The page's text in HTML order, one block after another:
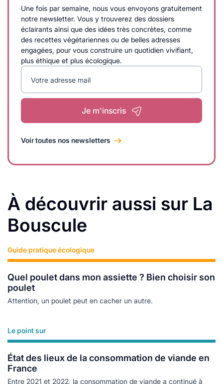
Une fois par semaine, nous vous envoyons gratuitement
notre newsletter. Vous y trouverez des dossiers
éclairants ainsi que des idées très concrètes, comme
des recettes végétariennes ou de belles adresses
engagées, pour vous construire un quotidien vivifiant,
plus éthique et plus écologique.
Votre adresse mail
Je m'inscris
Voir toutes nos newsletters
À découvrir aussi sur La
Bouscule
Guide pratique écologique
Quel poulet dans mon assiette ? Bien choisir son
poulet
Attention, un poulet peut en cacher un autre.
Lire plus
Le point sur
État des lieux de la consommation de viande en
France
Entre 2021 et 2022, la consommation de viande a continué à
Lire plus